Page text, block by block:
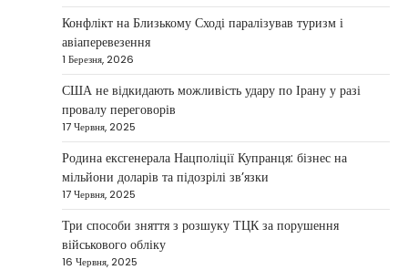
Дубай зберігає статус глобального
хабу та приваблює український
бізнес
Taisiya Kovalchuk 5 Березня, 2026
Дубай протягом багатьох років утримує статус
одного з найбільш привабливих міжнародних
центрів для ведення бізнесу…
НОВИНИ
Головні новини ранку 4 березня:
дрони, Іран, фронт і заяви Європи
Taisiya Kovalchuk
Конфлікт на Близькому Сході паралізував туризм і
авіаперевезення
1 Березня, 2026
США не відкидають можливість удару по Ірану у разі
провалу переговорів
17 Червня, 2025
Родина ексгенерала Нацполіції Купранця: бізнес на
мільйони доларів та підозрілі зв’язки
17 Червня, 2025
Три способи зняття з розшуку ТЦК за порушення
військового обліку
16 Червня, 2025